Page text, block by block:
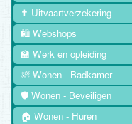
✝️ Uitvaartverzekering
🛍️ Webshops
🏫 Werk en opleiding
🛀 Wonen - Badkamer
🛡️ Wonen - Beveiligen
🏠 Wonen - Huren